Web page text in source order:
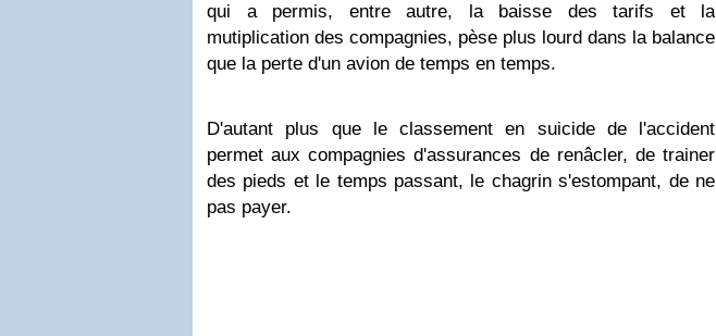
qui a permis, entre autre, la baisse des tarifs et la
mutiplication des compagnies, pèse plus lourd dans la balance
que la perte d'un avion de temps en temps.
D'autant plus que le classement en suicide de l'accident
permet aux compagnies d'assurances de renâcler, de trainer
des pieds et le temps passant, le chagrin s'estompant, de ne
pas payer.